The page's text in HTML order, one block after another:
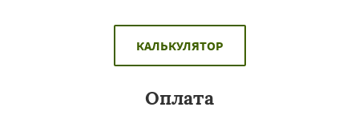
КАЛЬКУЛЯТОР
Оплата